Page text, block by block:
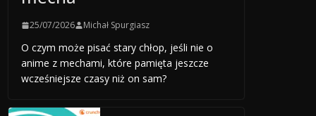
25/07/2026 Michał Spurgiasz
O czym może pisać stary chłop, jeśli nie o
anime z mechami, które pamięta jeszcze
wcześniejsze czasy niż on sam?